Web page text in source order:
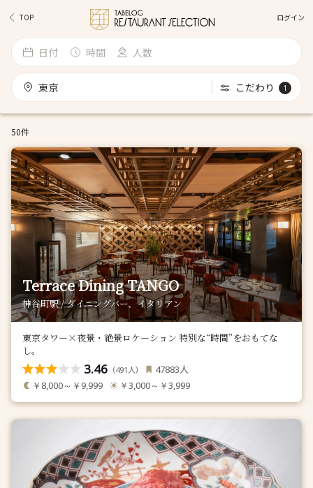
TOP ログイン
日付 時間 人数
東京 こだわり 1
50件
Terrace Dining TANGO
神谷町駅 / ダイニングバー、イタリアン
東京タワー×夜景・絶景ロケーション 特別な“時間”をおもてな
し。
3.46 （491 人） 47883人
￥8,000～￥9,999 ￥3,000～￥3,999